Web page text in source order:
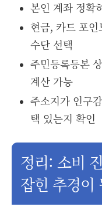
본인 계좌 정확
현금, 카드 포
수단 선택
주민등록등본
계산 가능
주소지가 인구
택 있는지 확인
정리: 소비
잡힌 추경이